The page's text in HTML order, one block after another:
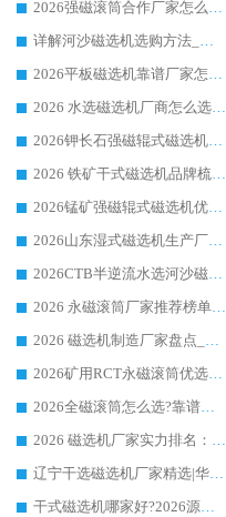
2026强磁滚筒合作厂家怎么选-华体会手机网页版-华体会(中国) 行业优质供应商参考指南
详解河沙磁选机选购方法_除铁器品牌及华体会手机网页版-华体会(中国) 企业解析
2026平板磁选机靠谱厂家怎么选？华体会手机网页版-华体会(中国) 凭硬实力甄选合作品牌
2026 水选磁选机厂商怎么选 潍坊华体会手机网页版-华体会(中国) 技术实力强
2026钾长石强磁辊式磁选机厂家推荐_华体会手机网页版-华体会(中国) 强磁磁选机价格
2026 铁矿干式磁选机品牌梳理 华体会手机网页版-华体会(中国) 厂家甄选要点
2026锰矿强磁辊式磁选机优选品牌_华体会手机网页版-华体会(中国) 专业厂家值得选择
2026山东湿式磁选机生产厂家推荐：华体会手机网页版-华体会(中国) ，深耕磁电领域十余载
2026CTB半逆流水选河沙磁选机哪家好_华体会手机网页版-华体会(中国) _值得信赖
2026 永磁滚筒厂家推荐榜单：技术与实力双驱，华体会手机网页版-华体会(中国) 表现突出
2026 磁选机制造厂家盘点_华体会手机网页版-华体会(中国) _综合实力剖析
2026矿用RCT永磁滚筒优选厂家_华体会手机网页版-华体会(中国) 领衔靠谱品牌盘点
2026全磁滚筒怎么选?靠谱厂家推荐，口碑之选华体会手机网页版-华体会(中国)
2026 磁选机厂家实力排名：技术与实力双轮驱动，华体会手机网页版-华体会(中国) 领跑
辽宁干选磁选机厂家精选|华体会手机网页版-华体会(中国) 硬核实力领跑行业标杆
干式磁选机哪家好?2026源头厂家推荐_华体会手机网页版-华体会(中国) 强磁磁选机生产厂家